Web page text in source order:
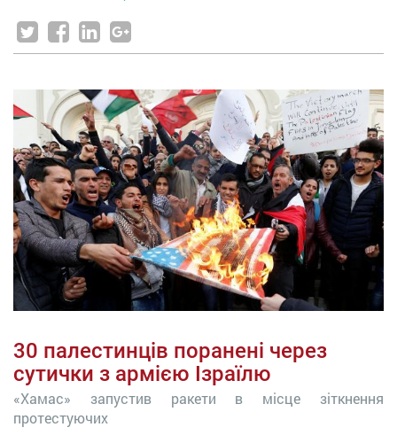
30 палестинців поранені через
сутички з армією Ізраїлю
«Хамас» запустив ракети в місце зіткнення
протестуючих